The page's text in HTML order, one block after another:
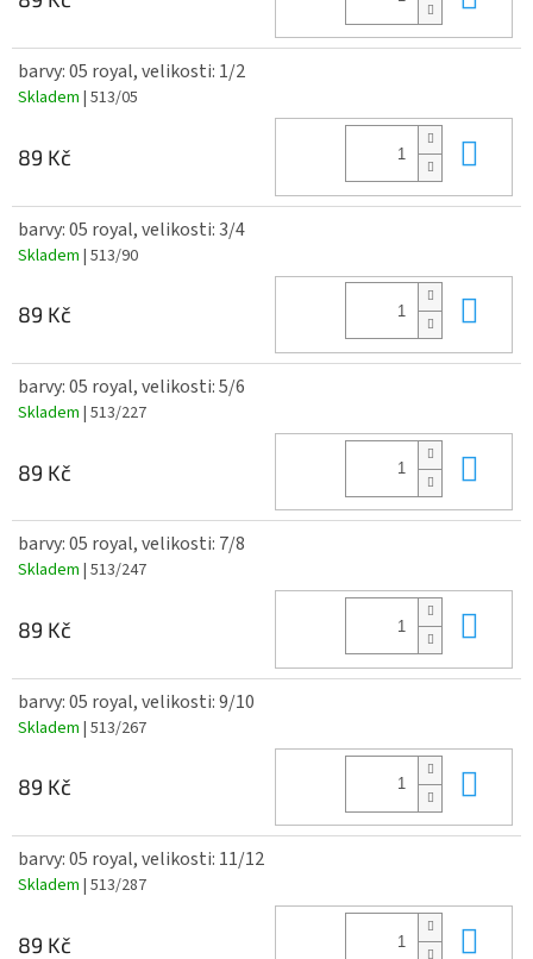
barvy: 05 royal, velikosti: 1/2
Skladem | 513/05
89 Kč
barvy: 05 royal, velikosti: 3/4
Skladem | 513/90
89 Kč
barvy: 05 royal, velikosti: 5/6
Skladem | 513/227
89 Kč
barvy: 05 royal, velikosti: 7/8
Skladem | 513/247
89 Kč
barvy: 05 royal, velikosti: 9/10
Skladem | 513/267
89 Kč
barvy: 05 royal, velikosti: 11/12
Skladem | 513/287
89 Kč